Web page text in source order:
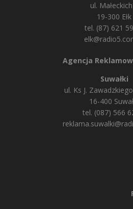
ul.
19-300 Ełk
tel. (87) 621
Agencja
Suwałki
ul. Ks J.
16-400
tel. (087) 566